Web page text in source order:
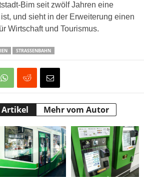
Bim seit zwölf Jahren eine
und sieht in der Erweiterung einen
Wirtschaft und Tourismus.
STRASSENBAHN
Artikel Mehr vom Autor